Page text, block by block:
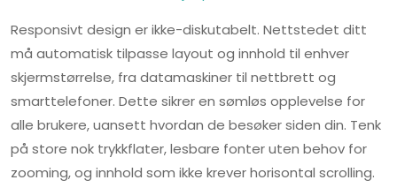
Responsivt design er ikke-diskutabelt. Nettstedet ditt
må automatisk tilpasse layout og innhold til enhver
skjermstørrelse, fra datamaskiner til nettbrett og
smarttelefoner. Dette sikrer en sømløs opplevelse for
alle brukere, uansett hvordan de besøker siden din. Tenk
på store nok trykkflater, lesbare fonter uten behov for
zooming, og innhold som ikke krever horisontal scrolling.